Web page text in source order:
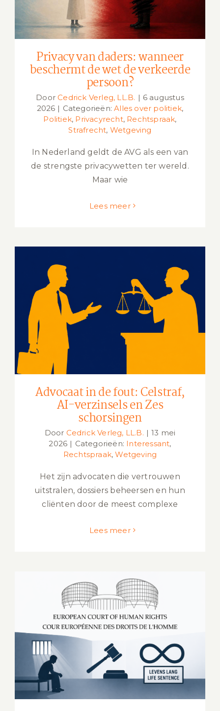
Privacy van daders: wanneer
beschermt de wet de verkeerde
persoon?
Door Cedrick Verleg, LL.B. | 6 augustus
2026 | Categorieën:Alles over politiek,
Politiek, Privacyrecht, Rechtspraak,
Strafrecht, Wetgeving
In Nederland geldt de AVG als een van
de strengste privacywetten ter wereld.
Maar wie
Lees meer
Advocaat in de fout: Celstraf, AI-
verzinsels en Zes schorsingen
Advocaat in de fout: Celstraf,
AI-verzinsels en Zes
schorsingen
Door Cedrick Verleg, LL.B. | 13 mei
2026 | Categorieën: Interessant,
Rechtspraak,Wetgeving
Het zijn advocaten die vertrouwen
uitstralen, dossiers beheersen en hun
cliënten door de meest complexe
Lees meer
Levenslang in Nederland blijft:
Europees hof verwerpt klacht van
zeven criminelen